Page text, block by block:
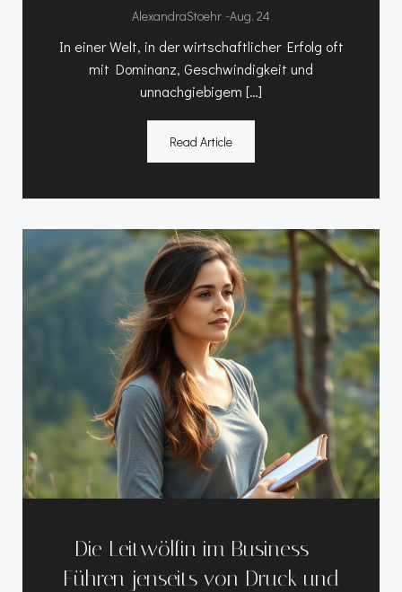
AlexandraStoehr -Aug. 24
In einer Welt, in der wirtschaftlicher Erfolg oft
mit Dominanz, Geschwindigkeit und
unnachgiebigem […]
Read Article
Die Leitwölfin im Business –
Führen jenseits von Druck und